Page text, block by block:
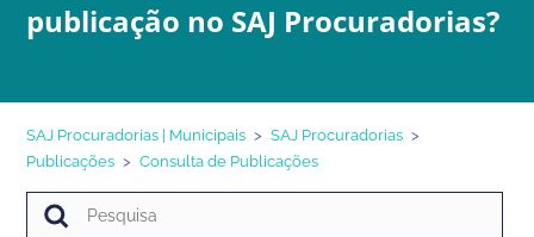
publicação no SAJ Procuradorias?
SAJ Procuradorias | Municipais
SAJ Procuradorias
Publicações
Consulta de Publicações